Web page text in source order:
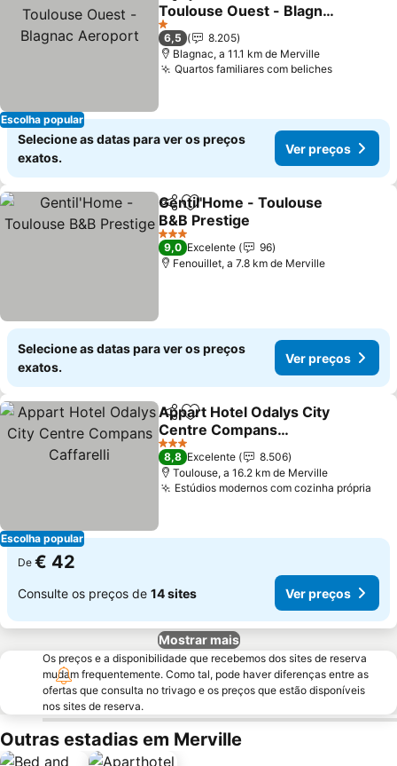
Escolha popular
Toulouse Ouest - Blagnac
Aeroport
1 Estrelas
6,5
8.205
Blagnac, a 11.1 km de Merville
Quartos familiares com beliches
Selecione as datas para ver os preços
exatos.
Ver preços
PartilharAdicionar aos favoritos
Gentil'Home - Toulouse
B&B Prestige
3 Estrelas
9,0 Excelente
96
Fenouillet, a 7.8 km de Merville
Selecione as datas para ver os preços
exatos.
Ver preços
Escolha popular
PartilharAdicionar aos favoritos
Appart Hotel Odalys City
Centre Compans
Caffarelli
3 Estrelas
8,8 Excelente
8.506
Toulouse, a 16.2 km de Merville
Estúdios modernos com cozinha própria
De € 42
Consulte os preços de 14 sites Ver preços
Mostrar mais
Os preços e a disponibilidade que recebemos dos sites de reserva
mudam frequentemente. Como tal, pode haver diferenças entre as
ofertas que consulta no trivago e os preços que estão disponíveis
nos sites de reserva.
Outras estadias em Merville